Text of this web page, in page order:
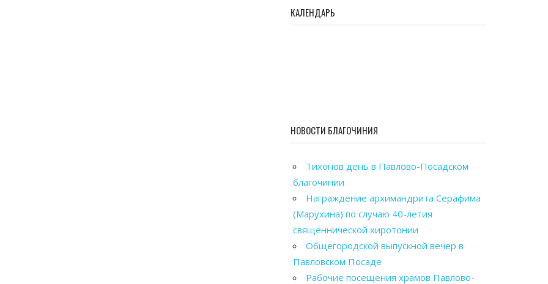
КАЛЕНДАРЬ
НОВОСТИ БЛАГОЧИНИЯ
Тихонов день в Павлово-Посадском
благочинии
Награждение архимандрита Серафима
(Марухина) по случаю 40-летия
священнической хиротонии
Общегородской выпускной вечер в
Павловском Посаде
Рабочие посещения храмов Павлово-